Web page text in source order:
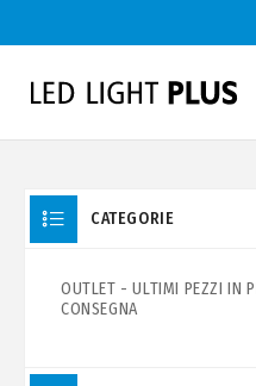
CATEGORIE
OUTLET - ULTIMI PEZZI IN
CONSEGNA